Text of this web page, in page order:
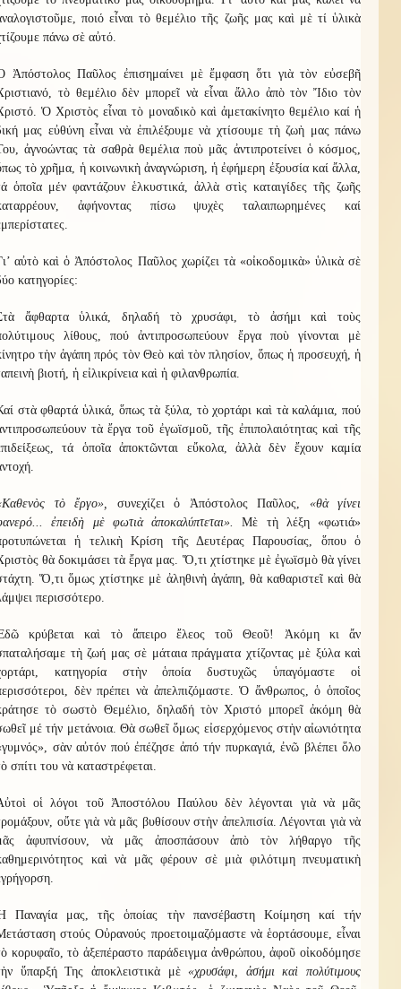
ποιό εἶναι τὸ θεμέλιο τῆς ζωῆς μας καὶ μὲ τί ὑλικὰ
πάνω σὲ αὐτό.
Ἀπόστολος Παῦλος ἐπισημαίνει μὲ ἔμφαση ὅτι γιὰ τὸν εὐσεβῆ
τὸ θεμέλιο δὲν μπορεῖ νὰ εἶναι ἄλλο ἀπὸ τὸν Ἴδιο τὸν
Ὁ Χριστὸς εἶναι τὸ μοναδικὸ καὶ ἀμετακίνητο θεμέλιο καί ἡ
μας εὐθύνη εἶναι νὰ ἐπιλέξουμε νὰ χτίσουμε τὴ ζωὴ μας πάνω
ἀγνοώντας τὰ σαθρὰ θεμέλια ποὺ μᾶς ἀντιπροτείνει ὁ κόσμος,
τὸ χρῆμα, ἡ κοινωνικὴ ἀναγνώριση, ἡ ἐφήμερη ἐξουσία καί ἄλλα,
ὁποῖα μέν φαντάζουν ἑλκυστικά, ἀλλὰ στὶς καταιγίδες τῆς ζωῆς
ἀφήνοντας πίσω ψυχὲς ταλαιπωρημένες καί
αὐτὸ καὶ ὁ Ἀπόστολος Παῦλος χωρίζει τὰ «οἰκοδομικὰ» ὑλικὰ σὲ
κατηγορίες:
ἄφθαρτα ὑλικά, δηλαδή τὸ χρυσάφι, τὸ ἀσήμι καὶ τοὺς
λίθους, πού ἀντιπροσωπεύουν ἔργα ποὺ γίνονται μὲ
τὴν ἀγάπη πρός τὸν Θεὸ καὶ τὸν πλησίον, ὅπως ἡ προσευχή, ἡ
βιοτή, ἡ εἰλικρίνεια καὶ ἡ φιλανθρωπία.
στὰ φθαρτά ὑλικά, ὅπως τὰ ξύλα, τὸ χορτάρι καὶ τὰ καλάμια, πού
τὰ ἔργα τοῦ ἐγωϊσμοῦ, τῆς ἐπιπολαιότητας καὶ τῆς
τά ὁποῖα ἀποκτῶνται εὔκολα, ἀλλὰ δὲν ἔχουν καμία
τὸ ἔργο», συνεχίζει ὁ Ἀπόστολος Παῦλος, «θὰ γίνει
ἐπειδὴ μὲ φωτιὰ ἀποκαλύπτεται».
Μὲ τὴ λέξη «φωτιά»
ἡ τελικὴ Κρίση τῆς Δευτέρας Παρουσίας, ὅπου ὁ
θὰ δοκιμάσει τὰ ἔργα μας. Ὅ,τι χτίστηκε μὲ ἐγωϊσμὸ θὰ γίνει
Ὅ,τι ὅμως χτίστηκε μὲ ἀληθινὴ ἀγάπη, θὰ καθαριστεῖ καὶ θὰ
περισσότερο.
κρύβεται καὶ τὸ ἄπειρο ἔλεος τοῦ Θεοῦ! Ἀκόμη κι ἄν
τὴ ζωή μας σὲ μάταια πράγματα χτίζοντας μὲ ξύλα καὶ
κατηγορία στὴν ὁποία δυστυχῶς ὑπαγόμαστε οἱ
δὲν πρέπει νὰ ἀπελπιζόμαστε. Ὁ ἄνθρωπος, ὁ ὁποῖος
τὸ σωστὸ Θεμέλιο, δηλαδή τὸν Χριστό μπορεῖ ἀκόμη θὰ
μέ τήν μετάνοια. Θὰ σωθεῖ ὅμως εἰσερχόμενος στὴν αἰωνιότητα
σὰν αὐτόν πού ἐπέζησε ἀπό τήν πυρκαγιά, ἐνῶ βλέπει ὅλο
σπίτι του νὰ καταστρέφεται.
οἱ λόγοι τοῦ Ἀποστόλου Παύλου δὲν λέγονται γιὰ νὰ μᾶς
οὔτε γιὰ νὰ μᾶς βυθίσουν στὴν ἀπελπισία. Λέγονται γιὰ νὰ
ἀφυπνίσουν, νὰ μᾶς ἀποσπάσουν ἀπὸ τὸν λήθαργο τῆς
καὶ νὰ μᾶς φέρουν σὲ μιὰ φιλότιμη πνευματικὴ
Παναγία μας, τῆς ὁποίας τὴν πανσέβαστη Κοίμηση καί τήν
στούς Οὐρανούς προετοιμαζόμαστε νὰ ἑορτάσουμε, εἶναι
κορυφαῖο, τὸ ἀξεπέραστο παράδειγμα ἀνθρώπου, ἀφοῦ οἰκοδόμησε
ὕπαρξή Της ἀποκλειστικὰ μὲ«χρυσάφι, ἀσήμι καὶ πολύτιμους